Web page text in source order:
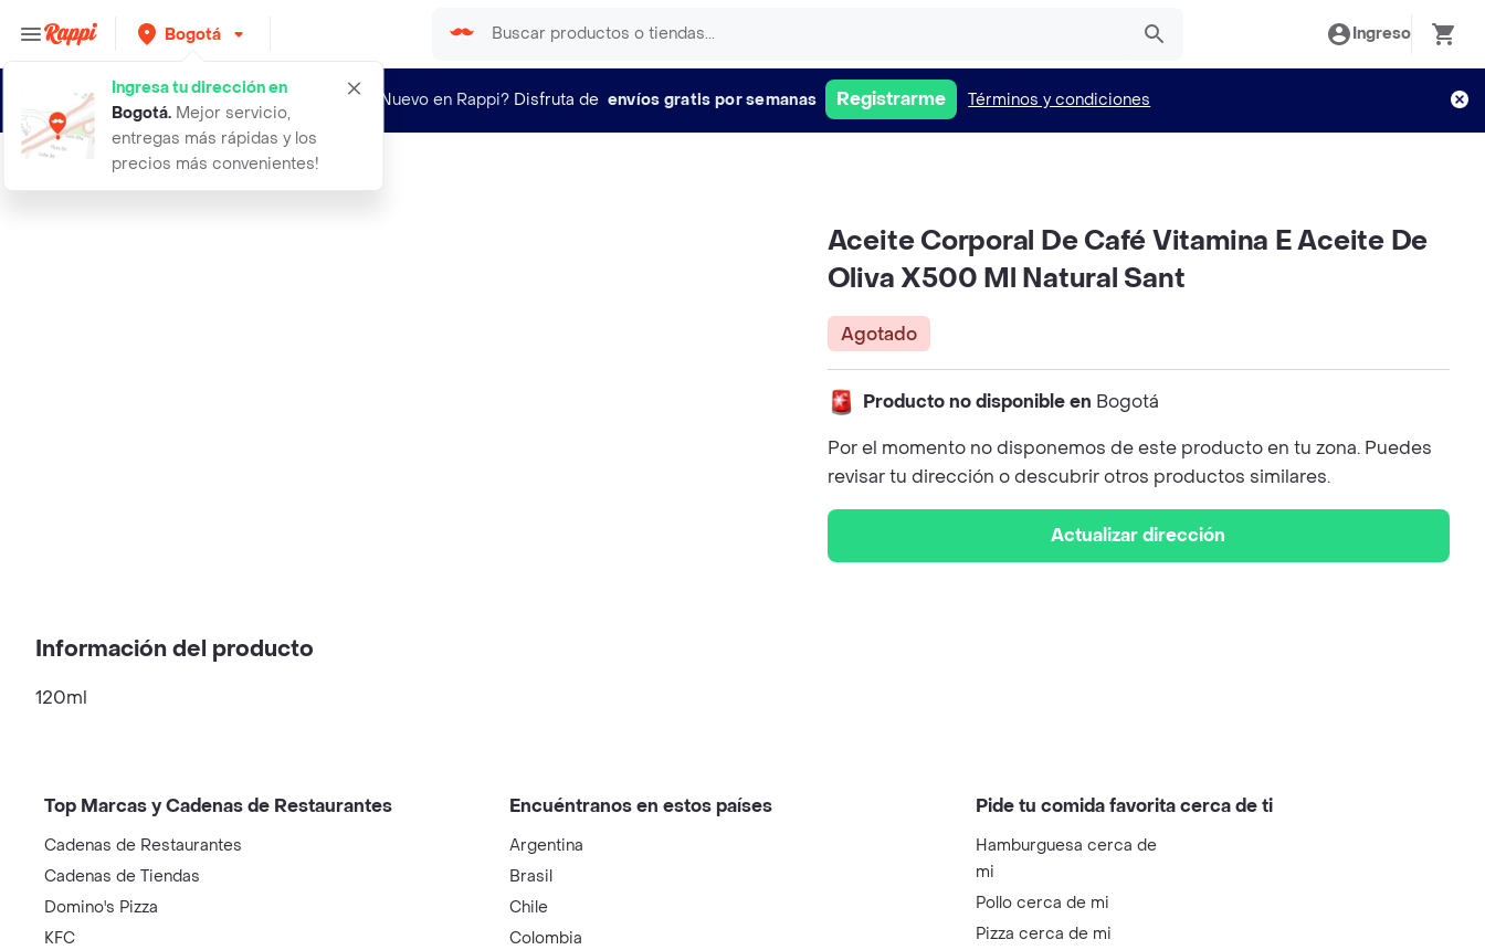
Bogotá
Ingresa tu dirección en
Bogotá. Mejor servicio,
entregas más rápidas y los
precios más convenientes!
Ingreso
¿Nuevo en Rappi? Disfruta de envíos gratis por semanas Registrarme Términos y condiciones
aceite corporal de cafe vitamina e
Aceite Corporal De Café Vitamina E Aceite De
Oliva X500 Ml Natural Sant
Agotado
Producto no disponible en Bogotá
Por el momento no disponemos de este producto en tu zona. Puedes
revisar tu dirección o descubrir otros productos similares.
Actualizar dirección
Información del producto
120ml
Top Marcas y Cadenas de Restaurantes
Cadenas de Restaurantes
Cadenas de Tiendas
Domino's Pizza
KFC
Encuéntranos en estos países
Argentina
Brasil
Chile
Colombia
Pide tu comida favorita cerca de ti
Hamburguesa cerca de
mi
Pollo cerca de mi
Pizza cerca de mi